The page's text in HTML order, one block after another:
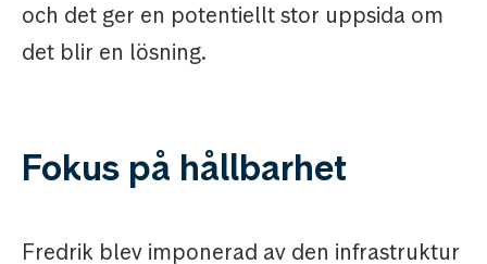
och det ger en potentiellt stor uppsida om
det blir en lösning.
Fokus på hållbarhet
Fredrik blev imponerad av den infrastruktur